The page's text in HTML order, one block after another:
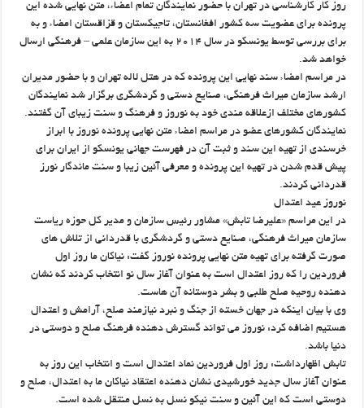
روز کار کارشناسی در تهران با حضور نمایندگان تمام اعضاء، متن نهایی شده این
پرونده برای عضویت سه کشور افغانستان، تاجیکستان و قزاقستان امضاء و به
برای بررسی توسط یونسکو در سال ۲۰۱۴ به این سازمان علمی – فرهنگی ارسال
خواهد شد.
در مراسم امضاء سند نهایی این پرونده که در هتل لاله تهران و با حضور مدیران
ارشد سازمان میراث فرهنگی، صنایع دستی و گردشگری برگزار شد نمایندگان
کشورهای مختلف ازعلاقه مندی خود به نوروز و فرهنگ و سنت زیبای آن گفتند.
نمایندگان کشورهای عضو در مراسم امضاء متن نهایی پرونده نوروز با ابراز
خرسندی از تهیه این سند و ثبت آن در فهرست جهانی یونسکو از ایران برای
پیش قدم شدن در تهیه این پرونده و معرفی آئین زیبا و سنت ماندگار نورز
قدردانی کردند.
نوروز عید اعتدال
در این مراسم «علیرضا تابش» مشاور رئیس سازمان و مدیر کل حوزه ریاست
سازمان میراث فرهنگی، صنایع دستی و گردشگری با قدردانی از تلاش های
صورت گرفته برای تهیه متن نهایی پرونده نوروز گفت: نیاکان ما روز اول
فروردین را که روز اعتدال است به عنوان آغاز سال نو انتخاب کردند که نشان
دهنده روحیه صلح طلبی و بشر دوستانه آن هاست.
وی با بیان اینکه در جهان خسته از جنگ و نبرد نیازمند صلح، آرامش و اعتدال
هستیم اضافه کرد: نوروز می تواند گسترش دهنده فرهنگ صلح و دوستی در
دنیا باشد.
تابش اظهارداشت: روز اول فروردین نماد اعتدال است و انتخاب این روز به
عنوان آغاز سال جدید خورشیدی نشان دهنده اعتقاد نیاکان ما به اعتدال، صلح و
دوستی است که این آئین و سنت نیکو نسل به نسل منتقل شده است.